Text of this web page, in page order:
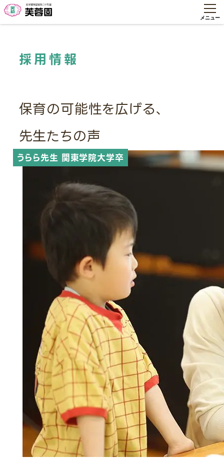
採用情報
保育の可能性を広げる、
先生たちの声
うらら先生 関東学院大学卒